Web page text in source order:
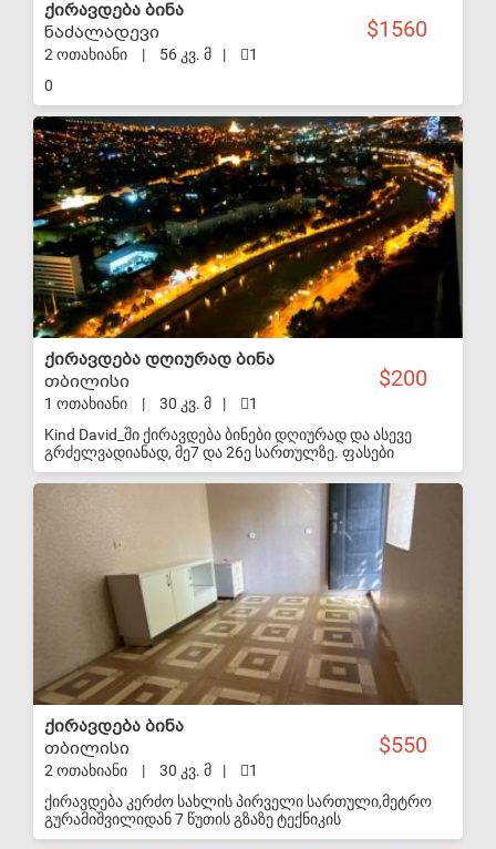
1560
ქირავდება ბინა
ნაძალადევი
2 ოთახიანი | 56 კვ. მ |
1
0
S-VIP
200
ქირავდება დღიურად ბინა
თბილისი
1 ოთახიანი | 30 კვ. მ |
1
Kind David_ში ქირავდება ბინები დღიურად და ასევე
გრძელვადიანად, მე7 და 26ე სართულზე. ფასები
ფართის, სართულის და დღეების რაოდენობის
მიხედვით. მე7 სართულზე 45 კვ.მ სტუდიოს ტიპის
აპარატამენტი სამზარეულოთი. 26ე სართულზე 30
კვ.მდე სასტუმროს ნომრის ტიპის ბინები სამზარეულოს
გარეშე. check it 14:00 check out 12:00 WhatsApp, Viber
591558855 king david
550
ქირავდება ბინა
თბილისი
2 ოთახიანი | 30 კვ. მ |
1
ქირავდება კერძო სახლის პირველი სართული,მეტრო
გურამიშვილიდან 7 წუთის გზაზე ტექნიკის
შევიტანთ,ფასი 550 პირველი და ბოლო თვის წინასწარ!